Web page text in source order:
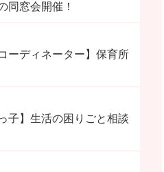
同窓会開催！
ーディネーター】保育所
子】生活の困りごと相談